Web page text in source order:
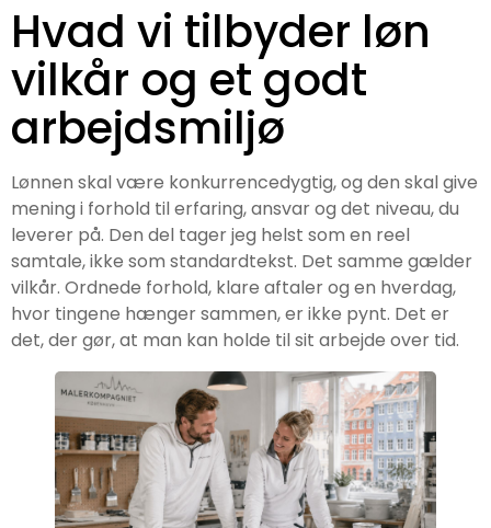
Hvad vi tilbyder løn
vilkår og et godt
arbejdsmiljø
Lønnen skal være konkurrencedygtig, og den skal give
mening i forhold til erfaring, ansvar og det niveau, du
leverer på. Den del tager jeg helst som en reel
samtale, ikke som standardtekst. Det samme gælder
vilkår. Ordnede forhold, klare aftaler og en hverdag,
hvor tingene hænger sammen, er ikke pynt. Det er
det, der gør, at man kan holde til sit arbejde over tid.